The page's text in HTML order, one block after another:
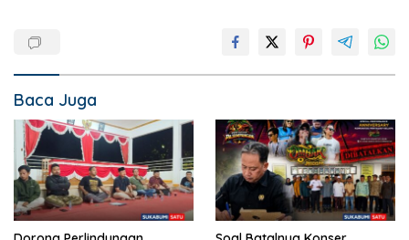
Baca Juga